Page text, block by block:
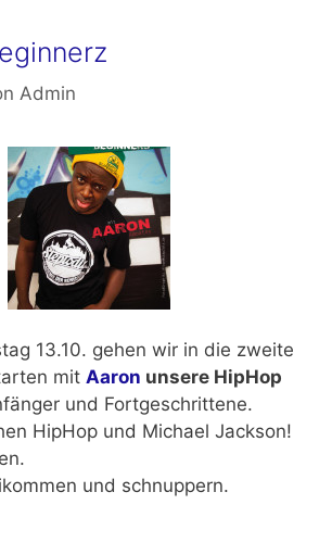
Admin
13.10. gehen wir in die zweite
mit Aaron unsere HipHop
und Fortgeschrittene.
HipHop und Michael Jackson!
und schnuppern.